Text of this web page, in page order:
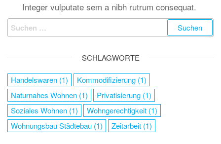
Integer vulputate sem a nibh rutrum consequat.
SCHLAGWORTE
Handelswaren (1) Kommodifizierung (1)
Naturnahes Wohnen (1) Privatisierung (1)
Soziales Wohnen (1) Wohngerechtigkeit (1)
Wohnungsbau Städtebau (1) Zeitarbeit (1)